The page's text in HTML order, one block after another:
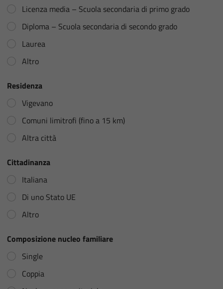
Licenza media – Scuola secondaria di primo grado
Diploma – Scuola secondaria di secondo grado
Laurea
Altro
Residenza
Vigevano
Comuni limitrofi (fino a 15 km)
Altra città
Cittadinanza
Italiana
Di uno Stato UE
Altro
Composizione nucleo familiare
Single
Coppia